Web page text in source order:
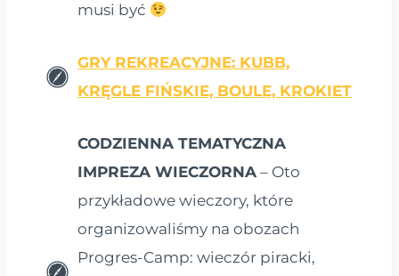
musi być
GRY REKREACYJNE: KUBB,
KRĘGLE FIŃSKIE, BOULE, KROKIET
CODZIENNA TEMATYCZNA
IMPREZA WIECZORNA – Oto
przykładowe wieczory, które
organizowaliśmy na obozach
Progres-Camp: wieczór piracki,